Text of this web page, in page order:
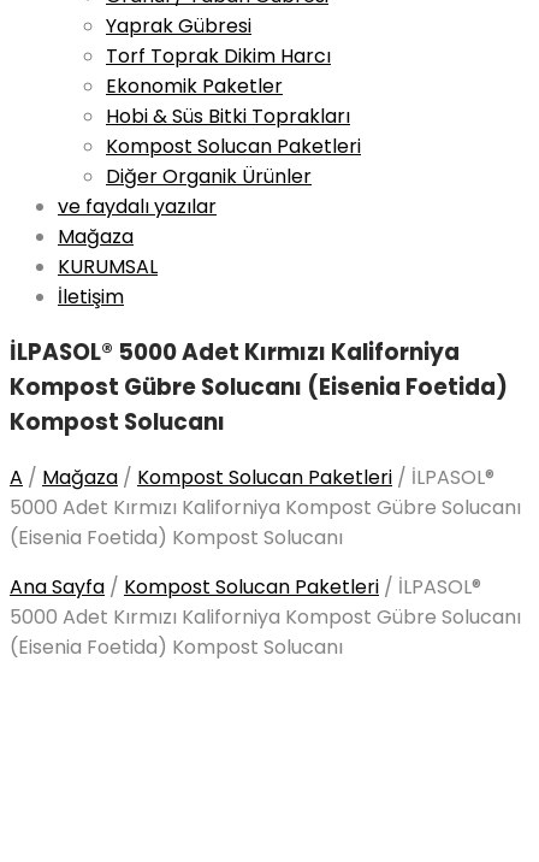
Yaprak Gübresi
Torf Toprak Dikim Harcı
Ekonomik Paketler
Hobi & Süs Bitki Toprakları
Kompost Solucan Paketleri
Diğer Organik Ürünler
ve faydalı yazılar
Mağaza
KURUMSAL
İletişim
İLPASOL® 5000 Adet Kırmızı Kaliforniya
Kompost Gübre Solucanı (Eisenia Foetida)
Kompost Solucanı
A / Mağaza / Kompost Solucan Paketleri / İLPASOL®
5000 Adet Kırmızı Kaliforniya Kompost Gübre Solucanı
(Eisenia Foetida) Kompost Solucanı
Ana Sayfa / Kompost Solucan Paketleri / İLPASOL®
5000 Adet Kırmızı Kaliforniya Kompost Gübre Solucanı
(Eisenia Foetida) Kompost Solucanı